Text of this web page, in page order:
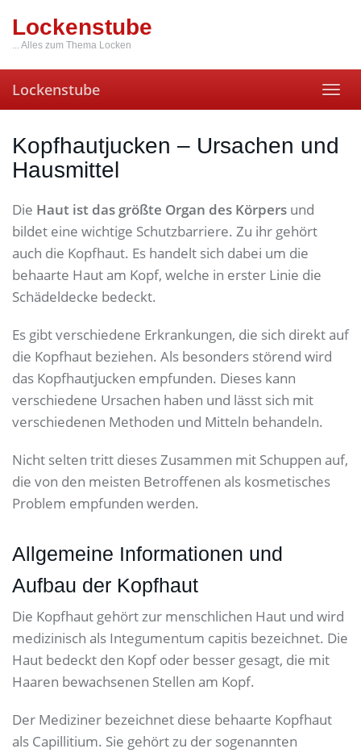
mainLockenstube
... Alles zum Thema Locken
Lockenstube
Kopfhautjucken – Ursachen und
Hausmittel
Die Haut ist das größte Organ des Körpers und
bildet eine wichtige Schutzbarriere. Zu ihr gehört
auch die Kopfhaut. Es handelt sich dabei um die
behaarte Haut am Kopf, welche in erster Linie die
Schädeldecke bedeckt.
Es gibt verschiedene Erkrankungen, die sich direkt auf
die Kopfhaut beziehen. Als besonders störend wird
das Kopfhautjucken empfunden. Dieses kann
verschiedene Ursachen haben und lässt sich mit
verschiedenen Methoden und Mitteln behandeln.
Nicht selten tritt dieses Zusammen mit Schuppen auf,
die von den meisten Betroffenen als kosmetisches
Problem empfunden werden.
Allgemeine Informationen und
Aufbau der Kopfhaut
Die Kopfhaut gehört zur menschlichen Haut und wird
medizinisch als Integumentum capitis bezeichnet. Die
Haut bedeckt den Kopf oder besser gesagt, die mit
Haaren bewachsenen Stellen am Kopf.
Der Mediziner bezeichnet diese behaarte Kopfhaut
als Capillitium. Sie gehört zu der sogenannten